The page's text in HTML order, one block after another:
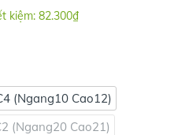
kiệm: 82.300₫
(Ngang10 Cao12)
(Ngang20 Cao21)